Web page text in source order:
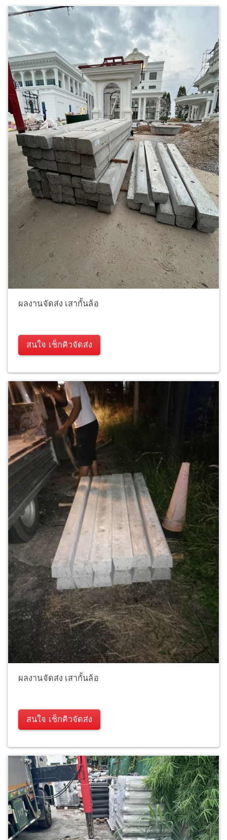
ผลงานจัดส่ง เสากั้นล้อ
สนใจ เช็กคิวจัดส่ง
ผลงานจัดส่ง เสากั้นล้อ
สนใจ เช็กคิวจัดส่ง